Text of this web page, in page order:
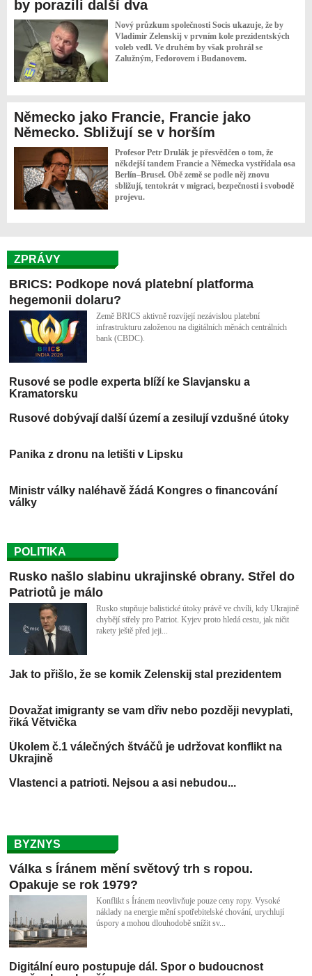
Nový průzkum společnosti Socis ukazuje, že by
Vladimir Zelenskij v prvním kole prezidentských
voleb vedl. Ve druhém by však prohrál se
Zalužným, Fedorovem i Budanovem.
Německo. Sbližují se v horším
Profesor Petr Drulák je přesvědčen o tom, že
někdejší tandem Francie a Německa vystřídala osa
Berlín–Brusel. Obě země se podle něj znovu
sbližují, tentokrát v migraci, bezpečnosti i svobodě
projevu.
BRICS: Podkope nová platební platforma
hegemonii dolaru?
Země BRICS aktivně rozvíjejí nezávislou platební
infrastrukturu založenou na digitálních měnách centrálních
bank (CBDC).
Kramatorsku
války
Rusko našlo slabinu ukrajinské obrany. Střel do
Patriotů je málo
Rusko stupňuje balistické útoky právě ve chvíli, kdy Ukrajině
chybějí střely pro Patriot. Kyjev proto hledá cestu, jak ničit
rakety ještě před jeji...
řiká Větvička
Ukrajině
Vlastenci a patrioti. Nejsou a asi nebudou...
Válka s Íránem mění světový trh s ropou.
Opakuje se rok 1979?
Konflikt s Íránem neovlivňuje pouze ceny ropy. Vysoké
náklady na energie mění spotřebitelské chování, urychlují
úspory a mohou dlouhodobě snížit sv...
peněz ale nekončí